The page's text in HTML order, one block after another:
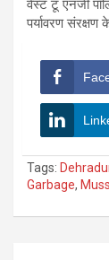
वेस्ट टू एनर्जी
पर्यावरण संरक्षण
Tags:
Garbage,